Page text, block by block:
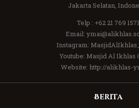
Jakarta Selatan,
Telp : +62 21 769 1571
Email:
Instagram:
Youtube: Masjid Al Ikhlas
Website: http://alikhlas-
Berita